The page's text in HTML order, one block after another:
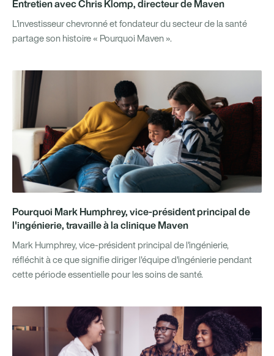
Entretien avec Chris Klomp, directeur de Maven
L'investisseur chevronné et fondateur du secteur de la santé
partage son histoire « Pourquoi Maven ».
Pourquoi Mark Humphrey, vice-président principal de
l'ingénierie, travaille à la clinique Maven
Mark Humphrey, vice-président principal de l'ingénierie,
réfléchit à ce que signifie diriger l'équipe d'ingénierie pendant
cette période essentielle pour les soins de santé.